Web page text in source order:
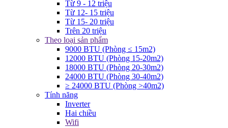
Từ 9 - 12 triệu
Từ 12- 15 triệu
Từ 15- 20 triệu
Trên 20 triệu
Theo loại sản phẩm
9000 BTU (Phòng ≤ 15m2)
12000 BTU (Phòng 15-20m2)
18000 BTU (Phòng 20-30m2)
24000 BTU (Phòng 30-40m2)
≥ 24000 BTU (Phòng >40m2)
Tính năng
Inverter
Hai chiều
Wifi